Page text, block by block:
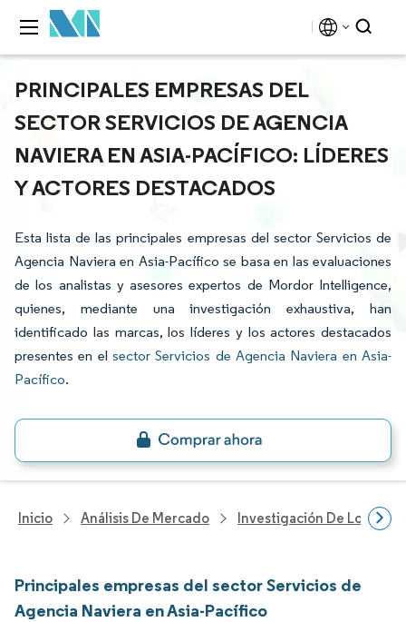
PRINCIPALES EMPRESAS DEL
SECTOR SERVICIOS DE AGENCIA
NAVIERA EN ASIA-PACÍFICO: LÍDERES
Y ACTORES DESTACADOS
Esta lista de las principales empresas del sector Servicios de
Agencia Naviera en Asia-Pacífico se basa en las evaluaciones
de los analistas y asesores expertos de Mordor Intelligence,
quienes, mediante una investigación exhaustiva, han
identificado las marcas, los líderes y los actores destacados
presentes en el sector Servicios de Agencia Naviera en Asia-
Pacífico.
Inicio Análisis De Mercado Investigación De Logística
Principales empresas del sector Servicios de
Agencia Naviera en Asia-Pacífico